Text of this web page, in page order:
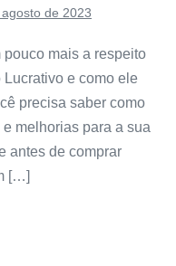
de 2023
mais a respeito
e como ele
precisa saber como
melhorias para a sua
antes de comprar
[…]